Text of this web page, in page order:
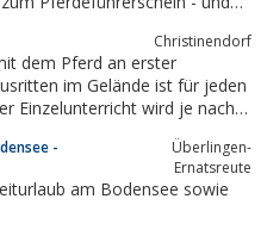
Christinendorf
dem Pferd an erster
im Gelände ist für jeden
Kitagruppen oder
-
Überlingen-
Ernatsreute
am Bodensee sowie